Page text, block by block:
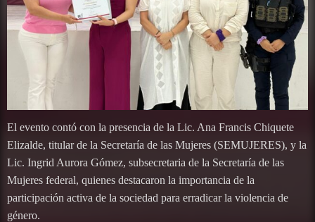
El evento contó con la presencia de la Lic. Ana Francis Chiquete
Elizalde, titular de la Secretaría de las Mujeres (SEMUJERES), y la
Lic. Ingrid Aurora Gómez, subsecretaria de la Secretaría de las
Mujeres federal, quienes destacaron la importancia de la
participación activa de la sociedad para erradicar la violencia de
género.